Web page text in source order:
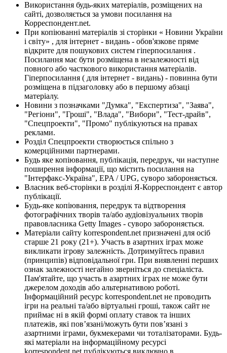
Використання будь-яких матеріалів, розміщених на
сайті, дозволяється за умови посилання на
Корреспондент.net.
При копіюванні матеріалів зі сторінки « Новини України
і світу» , для інтернет - видань - обов'язкове пряме
відкрите для пошукових систем гіперпосилання .
Посилання має бути розміщена в незалежності від
повного або часткового використання матеріалів.
Гіперпосилання ( для інтернет - видань) - повинна бути
розміщена в підзаголовку або в першому абзаці
матеріалу.
Новини з позначками "Думка", "Експертиза", "Заява",
"Регіони", "Гроші", "Влада", "Вибори", "Тест-драйв",
"Спецпроекти", "Промо" публікуються на правах
реклами.
Розділ Спецпроекти створюється спільно з
комерційними партнерами.
Будь яке копіювання, публікація, передрук, чи наступне
поширення інформації, що містить посилання на
"Інтерфакс-Україна", EPA / UPG, суворо забороняється.
Власник веб-сторінки в розділі Я-Корреспондент є автор
публікації.
Будь-яке копіювання, передрук та відтворення
фотографічних творів та/або аудіовізуальних творів
правовласника Getty Images - суворо забороняється.
Матеріали сайту korrespondent.net призначені для осіб
старше 21 року (21+). Участь в азартних іграх може
викликати ігрову залежність. Дотримуйтесь правил
(принципів) відповідальної гри. При виявленні перших
ознак залежності негайно зверніться до спеціаліста.
Пам'ятайте, що участь в азартних іграх не може бути
джерелом доходів або альтернативою роботі.
Інформаційний ресурс korrespondent.net не проводить
ігри на реальні та/або віртуальні гроші, також сайт не
приймає ні в якій формі оплату ставок та інших
платежів, які пов’язані/можуть бути пов’язані з
азартними іграми, букмекерами чи тоталізаторами. Будь-
які матеріали на інформаційному ресурсі
korrespondent.net публікуються виключно в